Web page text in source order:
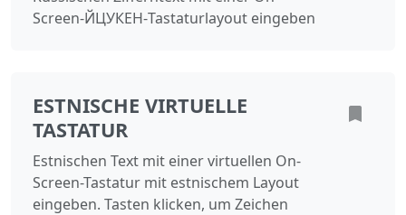
Screen-ЙЦУКЕН-Tastaturlayout eingeben
ESTNISCHE VIRTUELLE
TASTATUR
Estnischen Text mit einer virtuellen On-
Screen-Tastatur mit estnischem Layout
eingeben. Tasten klicken, um Zeichen